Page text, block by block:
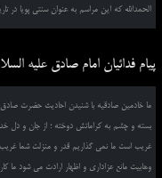
الحمدالله که این مراسم به عنوان سنتی پویا در
پیام فدائیان امام صادق علیه
ما خادمین صادقیه با شنیدن احادیث حضرت صادق
بسته و چشم به کراماتش دوخته ؛ از جان و دل
غریب است ما نمی گذاریم قدر و منزلت شما غریب
وهابیت مانع عزاداری و اظهار ارادت می شود ما